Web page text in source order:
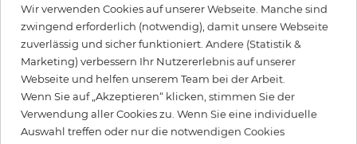
Farbe: Cremig
Musterfarbe: Blau
124,95 € per Rolle
Inkl. 19% MwSt. zzgl. Versand
Wir verwenden Cookies auf unserer Webseite. Manche sind
zwingend erforderlich (notwendig), damit unsere Webseite
zuverlässig und sicher funktioniert. Andere (Statistik &
Marketing) verbessern Ihr Nutzererlebnis auf unserer
Webseite und helfen unserem Team bei der Arbeit.
Wenn Sie auf „Akzeptieren“ klicken, stimmen Sie der
Verwendung aller Cookies zu. Wenn Sie eine individuelle
Auswahl treffen oder nur die notwendigen Cookies